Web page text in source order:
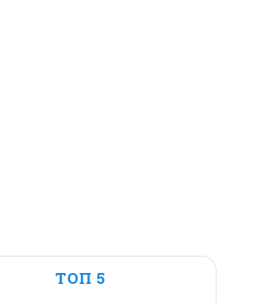
ТОП 5